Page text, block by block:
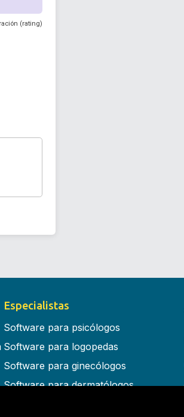
(rating)
Especialistas
Software para psicólogos
Software para logopedas
Software para ginecólogos
Software para dermatólogos